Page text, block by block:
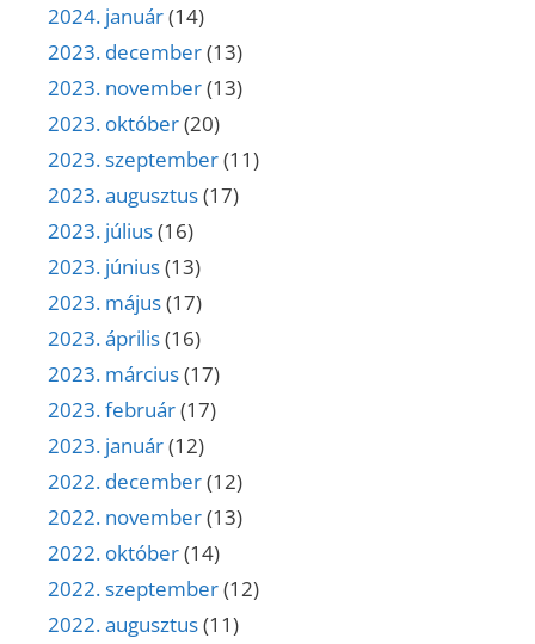
2024. január(14)
2023. december(13)
2023. november(13)
2023. október(20)
2023. szeptember(11)
2023. augusztus(17)
2023. július(16)
2023. június(13)
2023. május(17)
2023. április(16)
2023. március(17)
2023. február(17)
2023. január(12)
2022. december(12)
2022. november(13)
2022. október(14)
2022. szeptember(12)
2022. augusztus(11)